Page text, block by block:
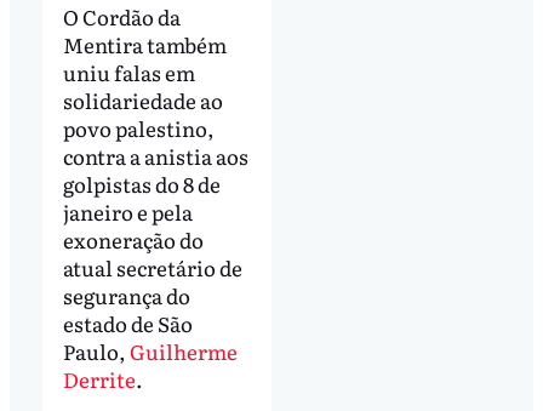
O Cordão da
Mentira também
uniu falas em
solidariedade ao
povo palestino,
contra a anistia aos
golpistas do 8 de
janeiro e pela
exoneração do
atual secretário de
segurança do
estado de São
Paulo, Guilherme
Derrite.